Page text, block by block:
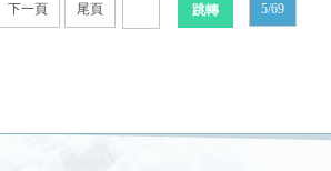
下一頁 尾頁 5/69